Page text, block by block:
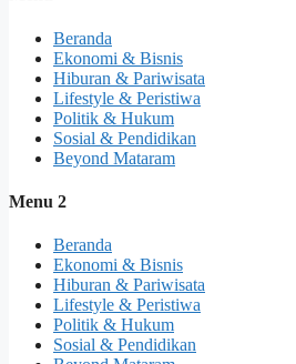
Beranda
Ekonomi & Bisnis
Hiburan & Pariwisata
Lifestyle & Peristiwa
Politik & Hukum
Sosial & Pendidikan
Beyond Mataram
Menu 2
Beranda
Ekonomi & Bisnis
Hiburan & Pariwisata
Lifestyle & Peristiwa
Politik & Hukum
Sosial & Pendidikan